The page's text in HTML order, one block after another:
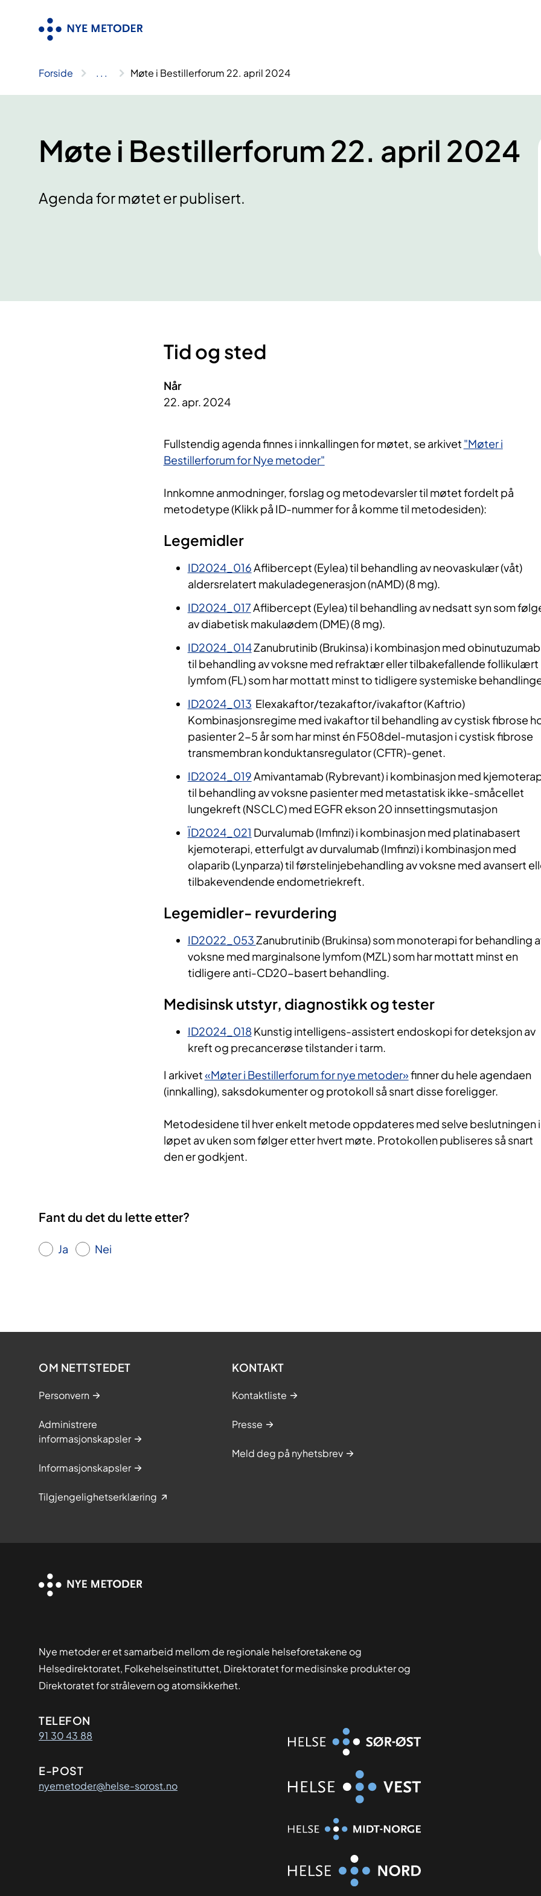
Forside .. . Møte i Bestillerforum 22. april 2024
Møte i Bestillerforum 22. april 2024
Agenda for møtet er publisert.
Tid og sted
Når
22. apr. 2024
Fullstendig agenda finnes i innkallingen for møtet, se arkivet "Møter i
Bestillerforum for Nye metoder"
Innkomne anmodninger, forslag og metodevarsler til møtet fordelt på
metodetype (Klikk på ID-nummer for å komme til metodesiden):
Legemidler
ID2024_016Aflibercept (Eylea) til behandling av neovaskulær (våt)
aldersrelatert makuladegenerasjon (nAMD) (8 mg).
ID2024_017Aflibercept (Eylea) til behandling av nedsatt syn som
av diabetisk makulaødem (DME) (8 mg).
ID2024_014Zanubrutinib (Brukinsa) i kombinasjon med obinutuzumab
til behandling av voksne med refraktær eller tilbakefallende follikulært
lymfom (FL) som har mottatt minst to tidligere systemiske
ID2024_013 Elexakaftor/tezakaftor/ivakaftor (Kaftrio)
Kombinasjonsregime med ivakaftor til behandling av cystisk fibrose
pasienter 2-5 år som har minst én F508del-mutasjon i cystisk fibrose
transmembran konduktansregulator (CFTR)-genet.
ID2024_019Amivantamab (Rybrevant) i kombinasjon med
til behandling av voksne pasienter med metastatisk ikke-småcellet
lungekreft (NSCLC) med EGFR ekson 20 innsettingsmutasjon
ÏD2024_021 Durvalumab (Imfinzi) i kombinasjon med platinabasert
kjemoterapi, etterfulgt av durvalumab (Imfinzi) i kombinasjon med
olaparib (Lynparza) til førstelinjebehandling av voksne med avansert
tilbakevendende endometriekreft.
Legemidler- revurdering
ID2022_053Zanubrutinib (Brukinsa) som monoterapi for behandling
voksne med marginalsone lymfom (MZL) som har mottatt minst en
tidligere anti-CD20-basert behandling.
Medisinsk utstyr, diagnostikk og tester
ID2024_018Kunstig intelligens-assistert endoskopi for deteksjon av
kreft og precancerøse tilstander i tarm.
I arkivet«Møter i Bestillerforum for nye metoder»finner du hele agendaen
(innkalling), saksdokumenter og protokoll så snart disse foreligger.
Metodesidene til hver enkelt metode oppdateres med selve beslutningen i
løpet av uken som følger etter hvert møte. Protokollen publiseres så snart
den er godkjent.
Fant du det du lette etter?
Ja Nei
OM NETTSTEDET
Personvern
Administrere
informasjonskapsler
Informasjonskapsler
Tilgjengelighetserklæring
KONTAKT
Kontaktliste
Presse
Meld deg på nyhetsbrev
Nye metoder er et samarbeid mellom de regionale helseforetakene og
Helsedirektoratet, Folkehelseinstituttet, Direktoratet for medisinske produkter og
Direktoratet for strålevern og atomsikkerhet.
Kontaktinformasjon
TELEFON
91 30 43 88
E-POST
nyemetoder@helse-sorost.no
Organisasjon